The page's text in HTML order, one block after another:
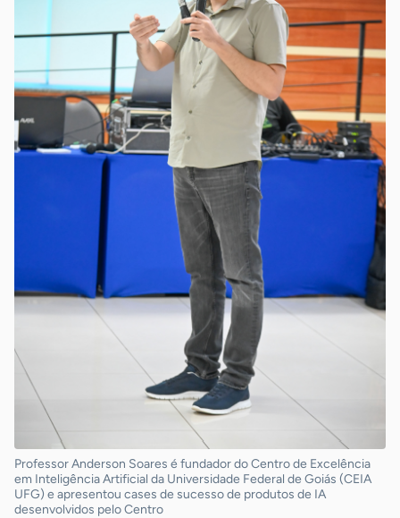
Professor Anderson Soares é fundador do Centro de Excelência
em Inteligência Artificial da Universidade Federal de Goiás (CEIA
UFG) e apresentou cases de sucesso de produtos de IA
desenvolvidos pelo Centro